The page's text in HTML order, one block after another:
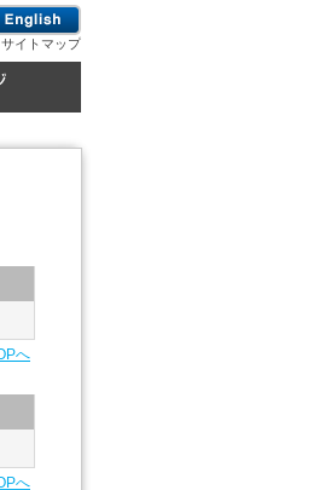
サイトマップ
へ
へ